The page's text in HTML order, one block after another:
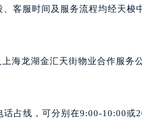
客服时间及服务流程均经天梭
海龙湖金汇天街物业合作服务
占线，可分别在9:00-10:00或